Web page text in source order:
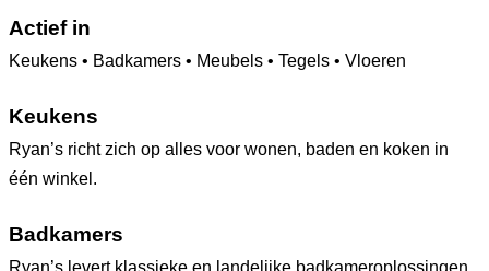
Actief in
Keukens • Badkamers • Meubels • Tegels • Vloeren
Keukens
Ryan’s richt zich op alles voor wonen, baden en koken in
één winkel.
Badkamers
Ryan’s levert klassieke en landelijke badkameroplossingen,